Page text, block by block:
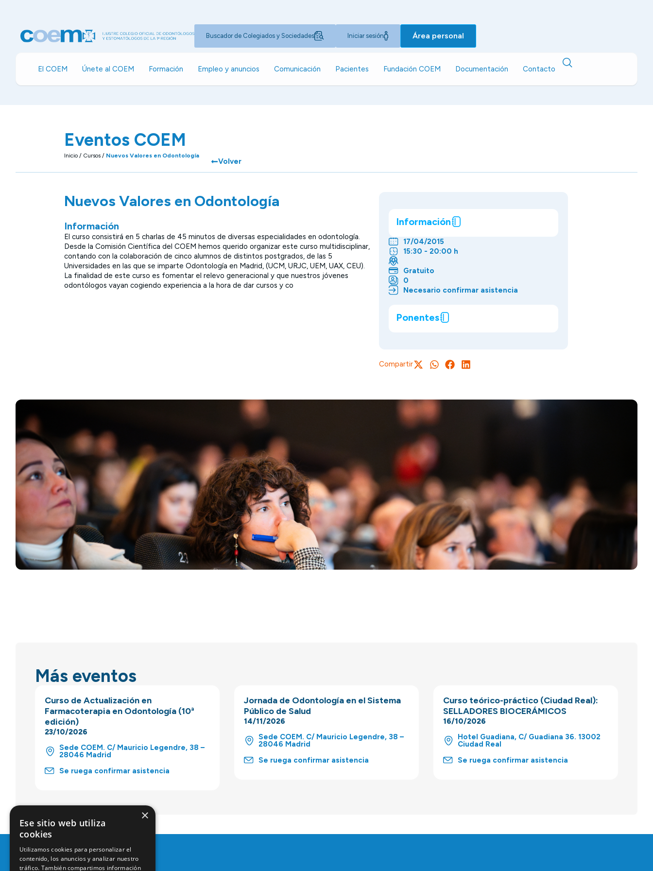
Buscador de Colegiados y Sociedades Iniciar sesión Área personal
El COEM Únete al COEM Formación Empleo y anuncios Comunicación Pacientes Fundación COEM Documentación Contacto
Eventos COEM
Inicio / Cursos / Nuevos Valores en Odontología
Volver
Nuevos Valores en Odontología
Información
El curso consistirá en 5 charlas de 45 minutos de diversas especialidades en odontología.
Desde la Comisión Científica del COEM hemos querido organizar este curso multidisciplinar,
contando con la colaboración de cinco alumnos de distintos postgrados, de las 5
Universidades en las que se imparte Odontología en Madrid, (UCM, URJC, UEM, UAX, CEU).
La finalidad de este curso es fomentar el relevo generacional y que nuestros jóvenes
odontólogos vayan cogiendo experiencia a la hora de dar cursos y co
Información
17/04/2015
15:30 - 20:00 h
Gratuito
0
Necesario confirmar asistencia
Ponentes
Compartir
Más eventos
Curso de Actualización en
Farmacoterapia en Odontología (10ª
edición)
23/10/2026
Sede COEM. C/ Mauricio Legendre, 38 –
28046 Madrid
Se ruega confirmar asistencia
Jornada de Odontología en el Sistema
Público de Salud
14/11/2026
Sede COEM. C/ Mauricio Legendre, 38 –
28046 Madrid
Se ruega confirmar asistencia
Curso teórico-práctico (Ciudad Real):
SELLADORES BIOCERÁMICOS
16/10/2026
Hotel Guadiana, C/ Guadiana 36. 13002
Ciudad Real
Se ruega confirmar asistencia
×
Ese sitio web utiliza
cookies
Utilizamos cookies para personalizar el
contenido, los anuncios y analizar nuestro
tráfico. También compartimos información